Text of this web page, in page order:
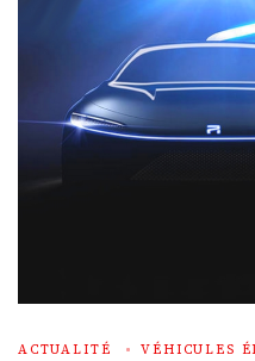
ACTUALITÉ
VÉHICULES